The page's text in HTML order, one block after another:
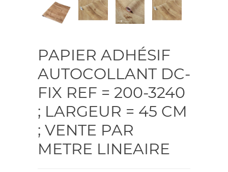
PAPIER ADHÉSIF
AUTOCOLLANT DC-
FIX REF = 200-3240
; LARGEUR = 45 CM
; VENTE PAR
METRE LINEAIRE